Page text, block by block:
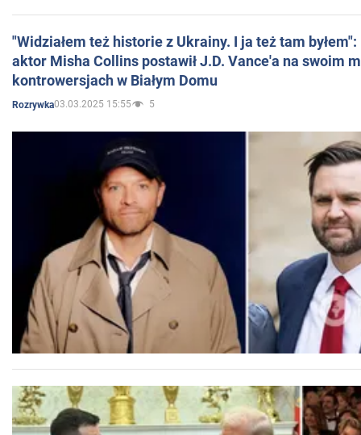
"Widziałem też historie z Ukrainy. I ja też tam
aktor Misha Collins postawił J.D. Vance'a na swoim
kontrowersjach w Białym Domu
Rozrywka03.03.2025 15:55 5